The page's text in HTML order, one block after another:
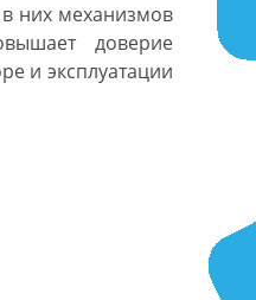
них механизмов
доверие
и эксплуатации